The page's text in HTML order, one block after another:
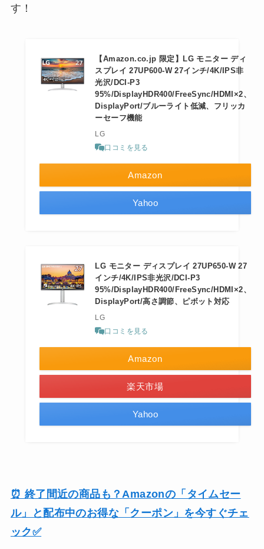
す！
【Amazon.co.jp 限定】LG モニター ディ
スプレイ 27UP600-W 27インチ/4K/IPS非
光沢/DCI-P3
95%/DisplayHDR400/FreeSync/HDMI×2、
DisplayPort/ブルーライト低減、フリッカ
ーセーフ機能
LG
口コミを見る
Amazon
Yahoo
LG モニター ディスプレイ 27UP650-W 27
インチ/4K/IPS非光沢/DCI-P3
95%/DisplayHDR400/FreeSync/HDMI×2、
DisplayPort/高さ調節、ピボット対応
LG
口コミを見る
Amazon
楽天市場
Yahoo
⏰ 終了間近の商品も？Amazonの「タイムセー
ル」と配布中のお得な「クーポン」を今すぐチェ
ック✅